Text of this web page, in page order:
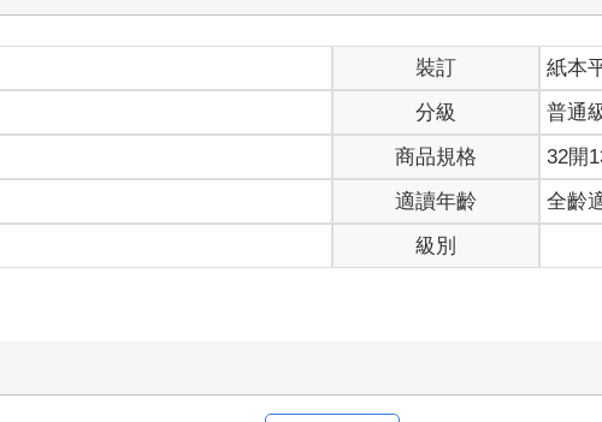
裝訂
紙本
分級
普通
商品規格
32開
適讀年齡
全齡
級別